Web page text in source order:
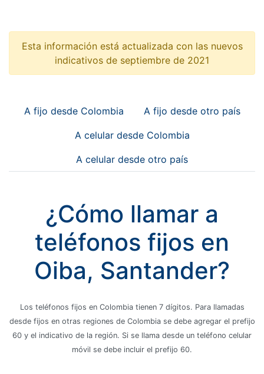
Esta información está actualizada con las nuevos
indicativos de septiembre de 2021
A fijo desde Colombia A fijo desde otro país
A celular desde Colombia
A celular desde otro país
¿Cómo llamar a
teléfonos fijos en
Oiba, Santander?
Los teléfonos fijos en Colombia tienen 7 dígitos. Para llamadas
desde fijos en otras regiones de Colombia se debe agregar el prefijo
60 y el indicativo de la región. Si se llama desde un teléfono celular
móvil se debe incluir el prefijo 60.